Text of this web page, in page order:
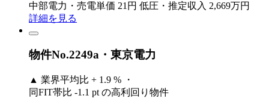
中部電力・売電単価 21円 低圧・推定収入 2,669万円
詳細を見る
物件No.2249a・東京電力
▲ 業界平均比 + 1.9 % ・
同FIT帯比 -1.1 pt の高利回り物件